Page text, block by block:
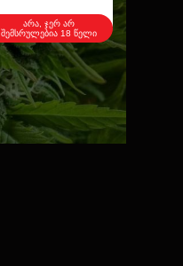
არა, ჯერ არ
შემსრულებია 18 წელი